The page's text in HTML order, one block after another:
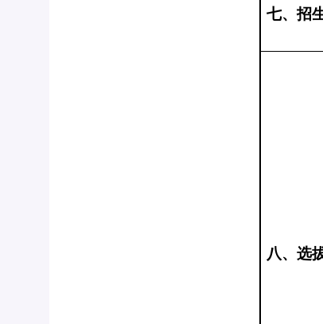
七、招
八、选